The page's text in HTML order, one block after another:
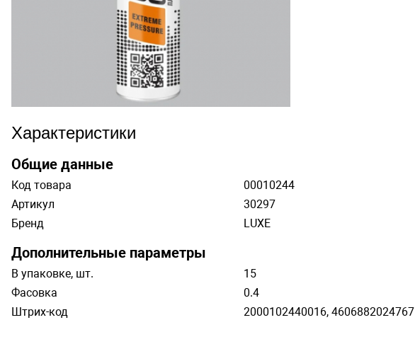
Характеристики
Общие данные
Код товара
00010244
Артикул
30297
Бренд
LUXE
Дополнительные параметры
В упаковке, шт.
15
Фасовка
0.4
Штрих-код
2000102440016, 4606882024767